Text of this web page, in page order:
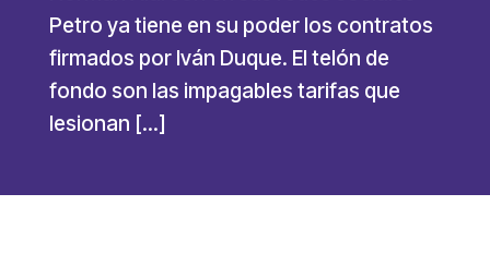
Petro ya tiene en su poder los contratos
firmados por Iván Duque. El telón de
fondo son las impagables tarifas que
lesionan […]